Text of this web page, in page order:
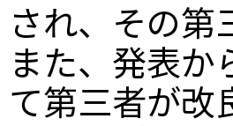
され、その第
また、発表
て第三者が改